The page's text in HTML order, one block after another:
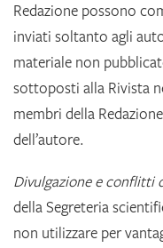
Redazione possono
inviati soltanto agli
materiale non
sottoposti alla Rivista
membri della
dell’autore.
Divulgazione e conflitti
della Segreteria
non utilizzare per